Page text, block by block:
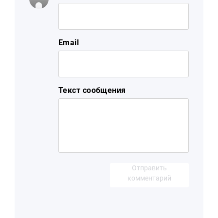
Email
Текст сообщения
Отправить
комментарий